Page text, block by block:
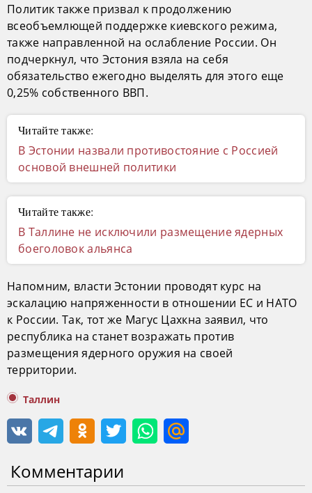
Политик также призвал к продолжению
всеобъемлющей поддержке киевского режима,
также направленной на ослабление России. Он
подчеркнул, что Эстония взяла на себя
обязательство ежегодно выделять для этого еще
0,25% собственного ВВП.
Читайте также:
В Эстонии назвали противостояние с Россией
основой внешней политики
Читайте также:
В Таллине не исключили размещение ядерных
боеголовок альянса
Напомним, власти Эстонии проводят курс на
эскалацию напряженности в отношении ЕС и НАТО
к России. Так, тот же Магус Цахкна заявил, что
республика на станет возражать против
размещения ядерного оружия на своей
территории.
Таллин
Комментарии